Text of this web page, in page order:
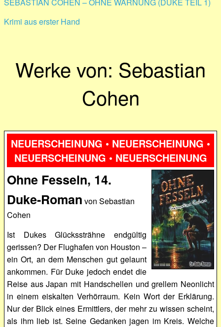
Krimi aus erster Hand
Werke von: Sebastian
Cohen
NEUERSCHEINUNG • NEUERSCHEINUNG •
NEUERSCHEINUNG • NEUERSCHEINUNG
Ohne Fesseln, 14.
Duke-Roman von Sebastian
Cohen
Ist Dukes Glückssträhne endgültig
gerissen? Der Flughafen von Houston –
ein Ort, an dem Menschen gut gelaunt
ankommen. Für Duke jedoch endet die
Reise aus Japan mit Handschellen und grellem Neonlicht
in einem eiskalten Verhörraum. Kein Wort der Erklärung.
Nur der Blick eines Ermittlers, der mehr zu wissen scheint,
als ihm lieb ist. Seine Gedanken jagen im Kreis. Welche